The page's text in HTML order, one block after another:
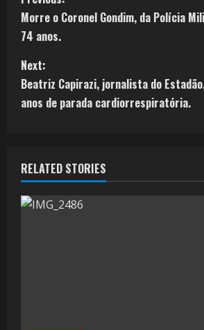
Morre o Coronel Gondim, da Polícia
74 anos.
Next:
Beatriz Capirazi, jornalista do
anos de parada cardiorrespiratória.
RELATED STORIES